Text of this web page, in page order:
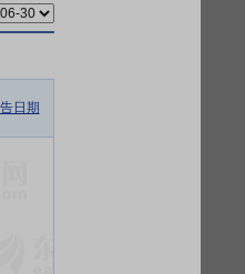
日期